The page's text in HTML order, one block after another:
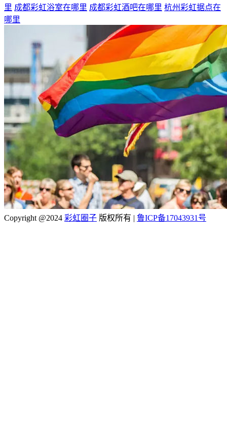
里 成都彩虹浴室在哪里 成都彩虹酒吧在哪里 杭州彩虹据点在
哪里
Copyright @2024 彩虹圈子 版权所有 | 鲁ICP备17043931号